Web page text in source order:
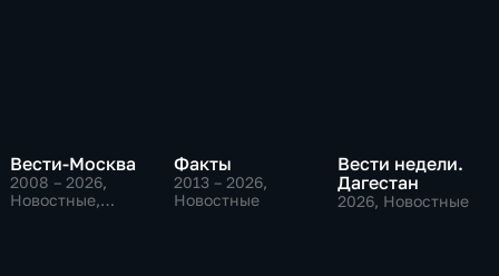
Вести-Москва
2008 – 2026,
Новостные,
Факты
2013 – 2026,
Новостные
Вести недели.
Дагестан
2026, Новостные